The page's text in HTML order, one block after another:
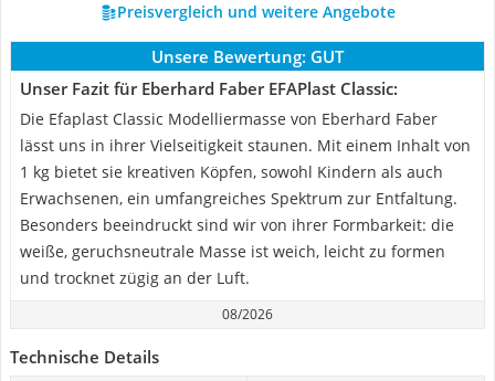
Preisvergleich und weitere Angebote
Unsere Bewertung: GUT
Unser Fazit für Eberhard Faber EFAPlast Classic:
Die Efaplast Classic Modelliermasse von Eberhard Faber
lässt uns in ihrer Vielseitigkeit staunen. Mit einem Inhalt von
1 kg bietet sie kreativen Köpfen, sowohl Kindern als auch
Erwachsenen, ein umfangreiches Spektrum zur Entfaltung.
Besonders beeindruckt sind wir von ihrer Formbarkeit: die
weiße, geruchsneutrale Masse ist weich, leicht zu formen
und trocknet zügig an der Luft.
08/2026
Technische Details